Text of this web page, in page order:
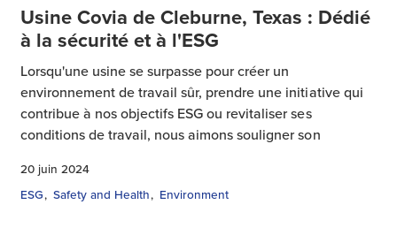
Usine Covia de Cleburne, Texas : Dédié
à la sécurité et à l'ESG
Lorsqu'une usine se surpasse pour créer un
environnement de travail sûr, prendre une initiative qui
contribue à nos objectifs ESG ou revitaliser ses
conditions de travail, nous aimons souligner son
20 juin 2024
ESG
Safety and Health Environment